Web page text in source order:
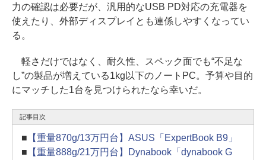
力の確認は必要だが、汎用的なUSB PD対応の充電器を
使えたり、外部ディスプレイとも連係しやすくなってい
る。
軽さだけではなく、耐久性、スペック面でも“不足な
し”の製品が増えている1kg以下のノートPC。予算や目的
にマッチした1台を見つけられたなら幸いだ。
記事目次
■ 【重量870g/13万円台】ASUS「ExpertBook B9」
■ 【重量888g/21万円台】Dynabook「dynabook G